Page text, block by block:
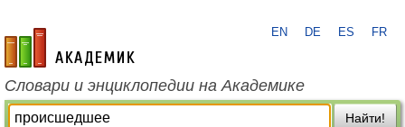
academic.ru
EN DE ES FR
Словари и энциклопедии на Академике
Найти!